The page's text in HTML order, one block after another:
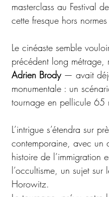
masterclass au Festival
cette fresque hors
Le cinéaste semble
précédent long
Adrien Brody — avait
monumentale : un
tournage en pellicule 65
L’intrigue s’étendra sur
contemporaine, avec un
histoire de
l’occultisme, un sujet
Horowitz.